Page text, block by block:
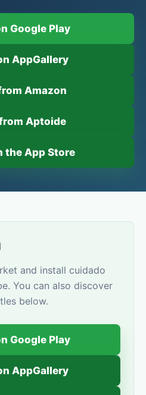
Google Play
AppGallery
Amazon
Aptoide
the App Store
and install cuidado
You can also discover
below.
Google Play
AppGallery